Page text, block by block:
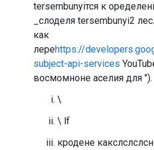
tersembunyiтся к
_слоделя tersembunyi2
как
лереhttps://
subject-api-services
восмомноне аселия для ").
\
\ lf
кродене